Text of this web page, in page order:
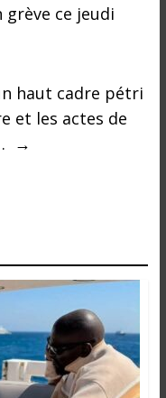
ce jeudi
haut cadre pétri
et les actes de
→